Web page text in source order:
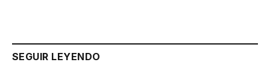
SEGUIR LEYENDO